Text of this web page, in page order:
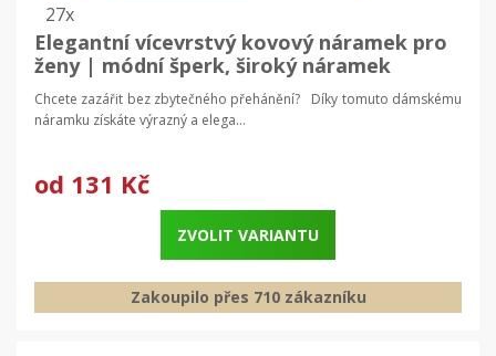
27x
Elegantní vícevrstvý kovový náramek pro
ženy | módní šperk, široký náramek
Chcete zazářit bez zbytečného přehánění? Díky tomuto dámskému
náramku získáte výrazný a elega...
od 131 Kč
ZVOLIT VARIANTU
Zakoupilo přes 710 zákazníku